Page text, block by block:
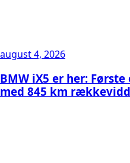
august 4, 2026
BMW iX5 er her:
med 845 km